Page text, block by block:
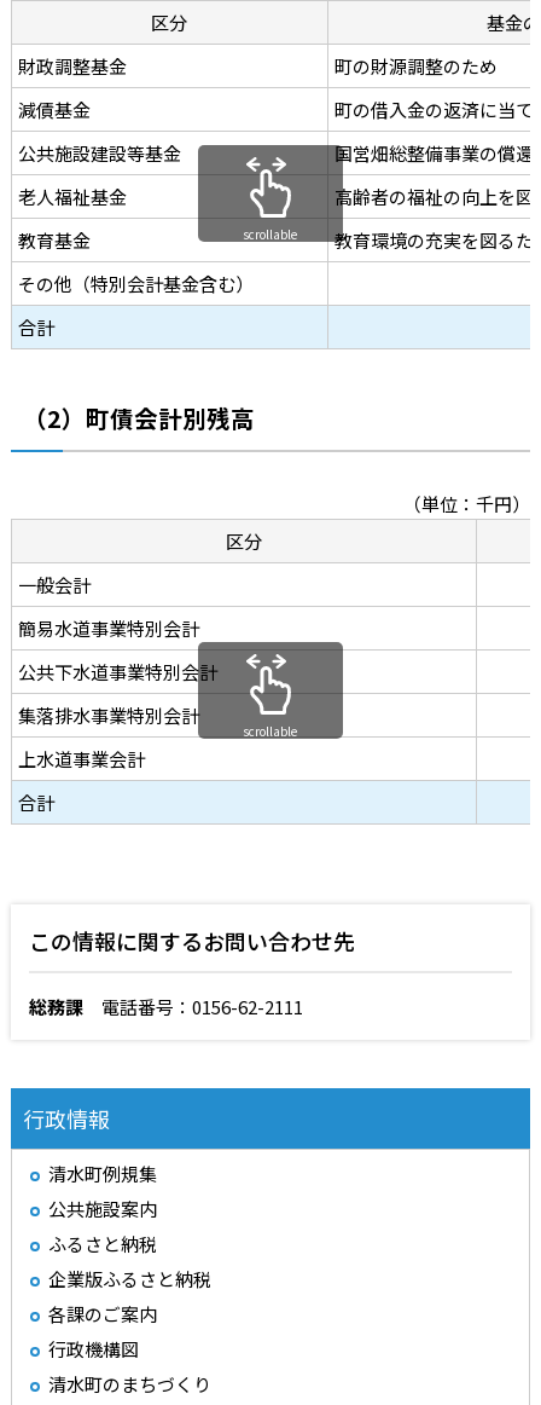
行政情報
清水町例規集
公共施設案内
ふるさと納税
企業版ふるさと納税
各課のご案内
行政機構図
清水町のまちづくり
区分
基金
財政調整基金
町の財源調整のため
減債基金
町の借入金の返済に当て
公共施設建設等基金
国営畑総整備事業の償還
老人福祉基金
高齢者の福祉の向上を図
教育基金
教育環境の充実を図るた
その他（特別会計基金含む）
合計
scrollable
（2）町債会計別残高
（単位：千円）
区分
一般会計
簡易水道事業特別会計
公共下水道事業特別会計
集落排水事業特別会計
上水道事業会計
合計
scrollable
この情報に関するお問い合わせ先
総務課電話番号：0156-62-2111